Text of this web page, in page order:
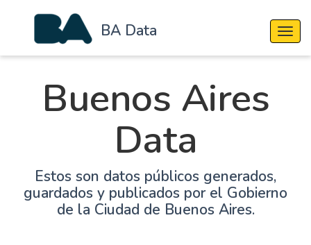
BA Data
Buenos Aires
Data
Estos son datos públicos generados,
guardados y publicados por el Gobierno
de la Ciudad de Buenos Aires.